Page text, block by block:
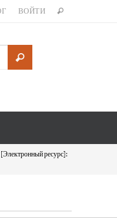
ВОЙТИ
[Электронный ресурс]: